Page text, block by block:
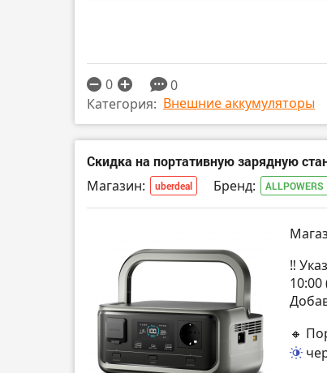
0
0
Категория: Внешние аккумуляторы
Скидка на портативную зарядную
Магазин: uberdeal Бренд: ALLPOWERS
‼️
🔸